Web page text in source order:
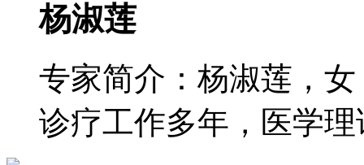
杨淑莲
专家简介：杨淑莲，
诊疗工作多年，医学理